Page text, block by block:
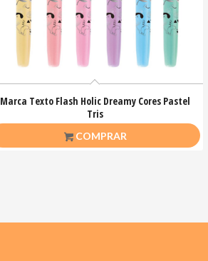
Marca Texto Flash Holic Dreamy Cores Pastel
Tris
COMPRAR